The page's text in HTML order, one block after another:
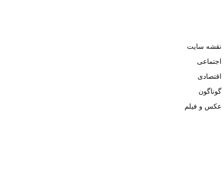
نقشه سایت
اجتماعی
اقتصادی
گوناگون
عکس و فیلم